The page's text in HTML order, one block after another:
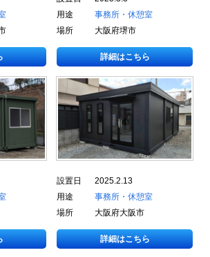
用途
事務所・休憩室
場所
大阪府堺市
詳細はこちら
設置日
2025.2.13
用途
事務所・休憩室
場所
大阪府大阪市
詳細はこちら